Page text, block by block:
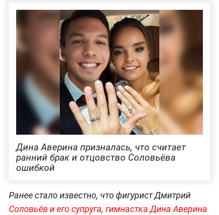
Дина Аверина призналась, что считает
ранний брак и отцовство Соловьёва
ошибкой
Ранее стало известно, что фигурист Дмитрий
Соловьёв и его супруга, гимнастка Дина Аверина